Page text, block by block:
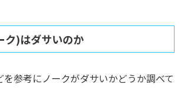
ク)はダサいのか
を参考にノークがダサいかどうか調べて